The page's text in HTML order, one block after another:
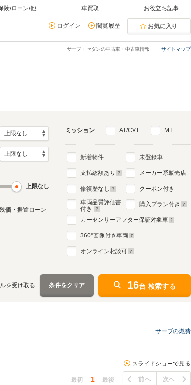
険/ローン/他 車買取 お役立ち記事
ログイン 閲覧履歴 お気に入り
サイトマップ
サーブ・セダンの中古車・中古車情報
上限なし
残価・据置ローン
ミッション AT/CVT MT
新着物件
支払総額あり
修復歴なし
車両品質評価書
付き
未登録車
メーカー系販売店
クーポン付き
購入プラン付き
カーセンサーアフター保証対象車
360°画像付き車両
オンライン相談可
を受け取る 条件をクリア 16台 検索する
サーブの燃費
スライドショーで見る
最初 1 最後 前へ 次へ